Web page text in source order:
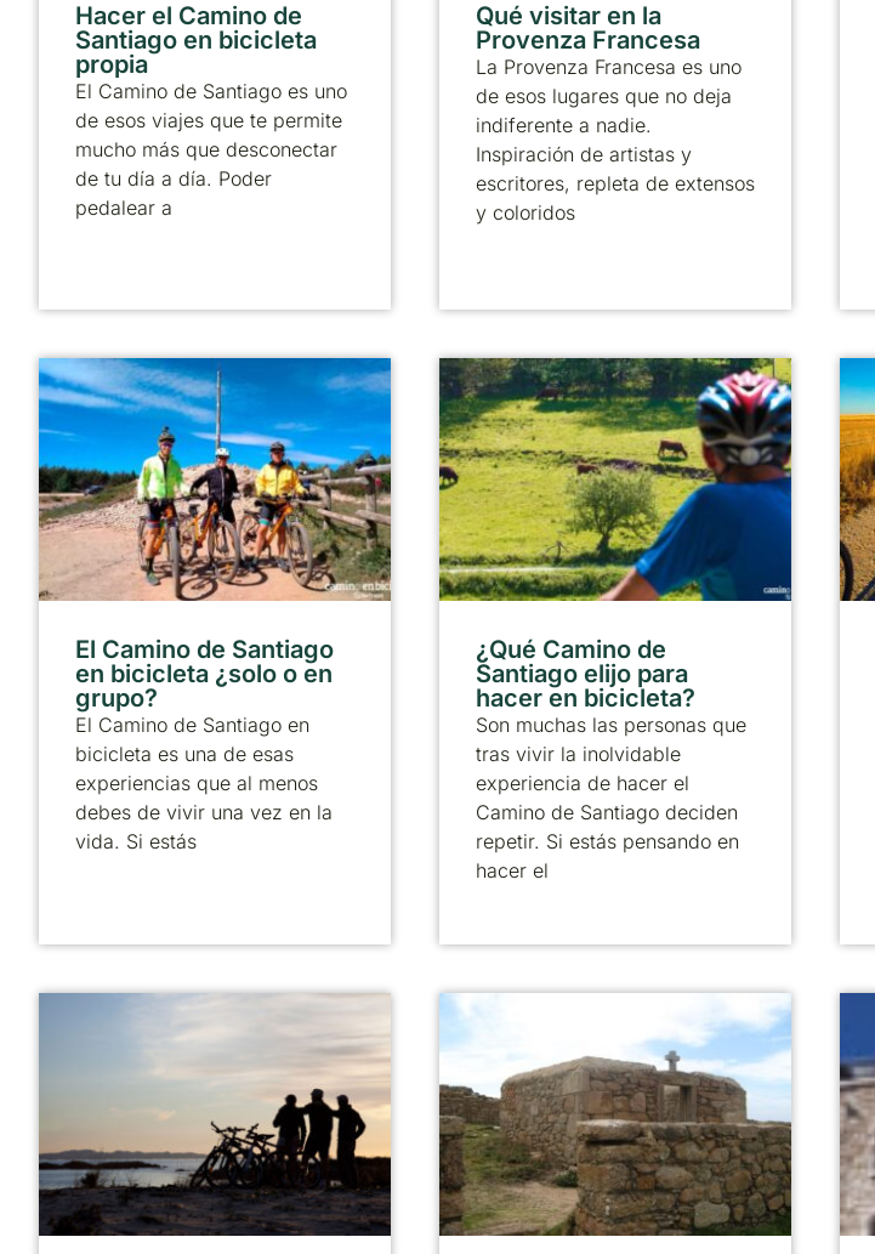
Hacer el Camino de
Santiago en bicicleta
propia
El Camino de Santiago es uno
de esos viajes que te permite
mucho más que desconectar
de tu día a día. Poder
pedalear a
Qué visitar en la
Provenza Francesa
La Provenza Francesa es uno
de esos lugares que no deja
indiferente a nadie.
Inspiración de artistas y
escritores, repleta de extensos
y coloridos
El Camino de Santiago
en bicicleta ¿solo o en
grupo?
El Camino de Santiago en
bicicleta es una de esas
experiencias que al menos
debes de vivir una vez en la
vida. Si estás
¿Qué Camino de
Santiago elijo para
hacer en bicicleta?
Son muchas las personas que
tras vivir la inolvidable
experiencia de hacer el
Camino de Santiago deciden
repetir. Si estás pensando en
hacer el